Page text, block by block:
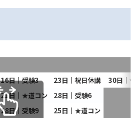
16日│受験3 23日│祝日休講
30日│★B
21日│★道コン
28日│受験6
18日│受験9
25日│★道コン